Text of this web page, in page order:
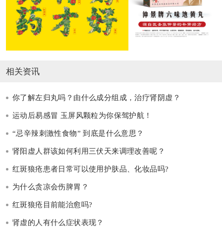
相关资讯
你了解左归丸吗？由什么成分组成，治疗肾阴虚？
运动后易感冒 玉屏风颗粒为你保驾护航！
“忌辛辣刺激性食物” 到底是什么意思？
肾阳虚人群该如何利用三伏天来调理改善呢？
红斑狼疮患者日常可以使用护肤品、化妆品吗?
为什么贪凉会伤脾胃？
红斑狼疮目前能治愈吗?
肾虚的人有什么症状表现？